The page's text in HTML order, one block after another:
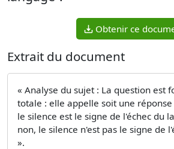
Obtenir ce
Extrait du document
« Analyse du sujet : La question est
totale : elle appelle soit une
le silence est le signe de l'échec du
non, le silence n'est pas le signe de
».